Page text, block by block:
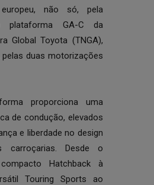
não só, pela
plataforma GA-C da
Global Toyota (TNGA),
duas motorizações
proporciona uma
de condução, elevados
e liberdade no design
carroçarias. Desde o
Hatchback à
Touring Sports ao